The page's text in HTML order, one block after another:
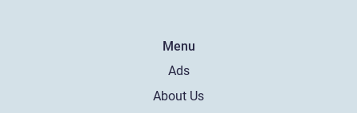
Menu
Ads
About Us